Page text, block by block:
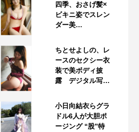
四季、おさげ髪×
ビキニ姿でスレン
ダー美…
ちとせよしの、レ
ースのセクシー衣
装で美ボディ披
露 デジタル写…
小日向結衣らグラ
ドル6人が大胆ポ
ージング “股”特